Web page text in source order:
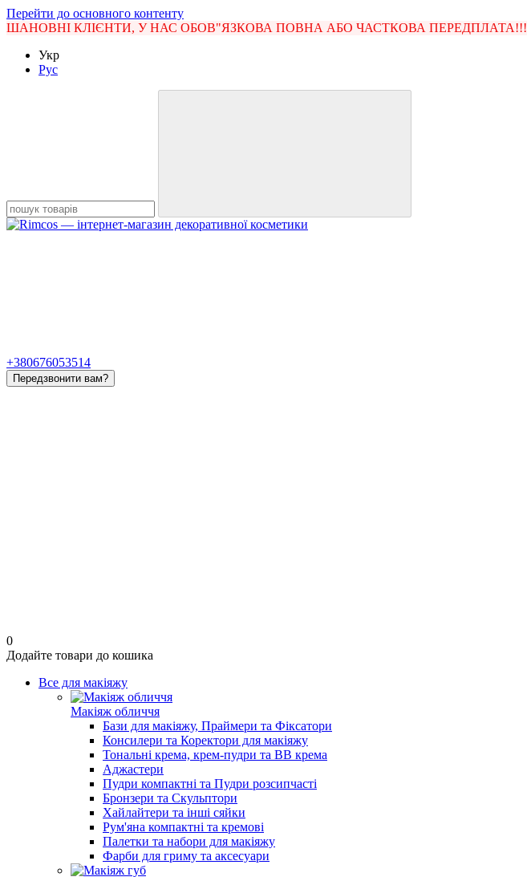
Перейти до основного контенту
ШАНОВНІ КЛІЄНТИ, У НАС ОБОВ"ЯЗКОВА ПОВНА АБО ЧАСТКОВА ПЕРЕДПЛАТА!!!
Укр
Рус
+380676053514
Передзвонити вам?
0
Додайте товари до кошика
Все для макіяжу
Макіяж обличчя
Бази для макіяжу, Праймери та Фіксатори
Консилери та Коректори для макіяжу
Тональні крема, крем-пудри та BB крема
Аджастери
Пудри компактні та Пудри розсипчасті
Бронзери та Скульптори
Хайлайтери та інші сяйки
Рум'яна компактні та кремові
Палетки та набори для макіяжу
Фарби для гриму та аксесуари